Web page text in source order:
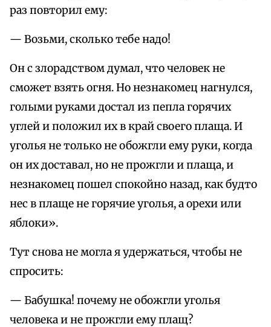
раз повторил ему:
— Возьми, сколько тебе надо!
Он с злорадством думал, что человек не
сможет взять огня. Но незнакомец нагнулся,
голыми руками достал из пепла горячих
углей и положил их в край своего плаща. И
уголья не только не обожгли ему руки, когда
он их доставал, но не прожгли и плаща, и
незнакомец пошел спокойно назад, как будто
нес в плаще не горячие уголья, а орехи или
яблоки».
Тут снова не могла я удержаться, чтобы не
спросить:
— Бабушка! почему не обожгли уголья
человека и не прожгли ему плащ?